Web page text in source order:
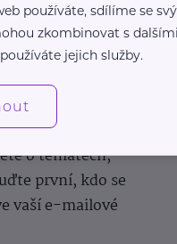
zkušeností.
o tématech,
první, kdo se
vaší e-mailové
používáte, sdílíme se
zkombinovat s
jejich služby.